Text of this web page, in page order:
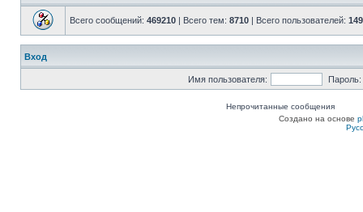
Всего сообщений: 469210 | Всего тем: 8710 | Всего пользователей:
Вход
Имя пользователя: Пароль:
Непрочитанные сообщения
Создано на основе